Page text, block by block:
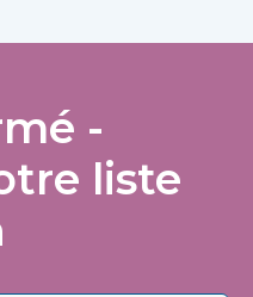
-
liste